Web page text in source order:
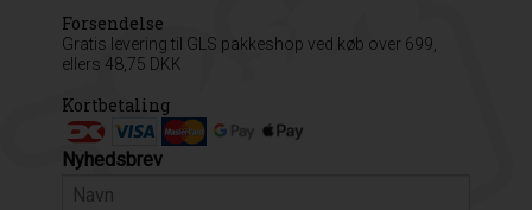
Forsendelse
Gratis levering til GLS pakkeshop ved køb over 699,
ellers 48,75 DKK
Kortbetaling
Nyhedsbrev